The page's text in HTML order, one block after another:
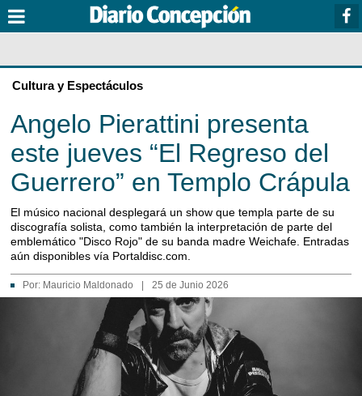
Cultura y Espectáculos
Angelo Pierattini presenta
este jueves “El Regreso del
Guerrero” en Templo Crápula
El músico nacional desplegará un show que templa parte de su
discografía solista, como también la interpretación de parte del
emblemático "Disco Rojo" de su banda madre Weichafe. Entradas
aún disponibles vía Portaldisc.com.
Por: Mauricio Maldonado 25 de Junio 2026